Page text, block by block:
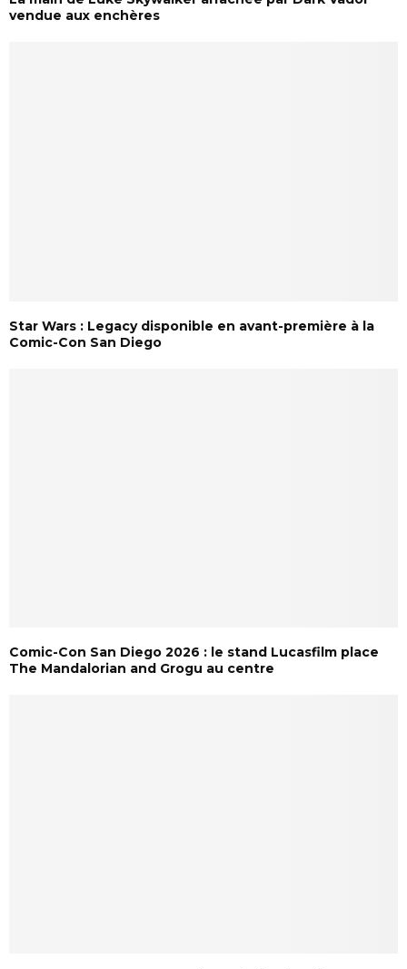
vendue aux enchères
Star Wars : Legacy disponible en avant-première à la
Comic-Con San Diego
Comic-Con San Diego 2026 : le stand Lucasfilm place
The Mandalorian and Grogu au centre